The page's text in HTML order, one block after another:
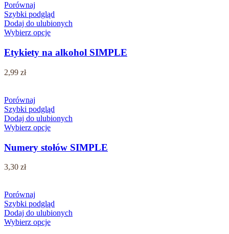
Porównaj
Szybki podgląd
Dodaj do ulubionych
Wybierz opcje
Etykiety na alkohol SIMPLE
2,99 zł
Porównaj
Szybki podgląd
Dodaj do ulubionych
Wybierz opcje
Numery stołów SIMPLE
3,30 zł
Porównaj
Szybki podgląd
Dodaj do ulubionych
Wybierz opcje